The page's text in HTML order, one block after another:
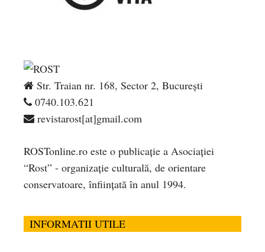
Str. Traian nr. 168, Sector 2, București
0740.103.621
revistarost[at]gmail.com
ROSTonline.ro este o publicaţie a Asociaţiei
“Rost” - organizaţie culturală, de orientare
conservatoare, înfiinţată în anul 1994.
INFORMATII UTILE